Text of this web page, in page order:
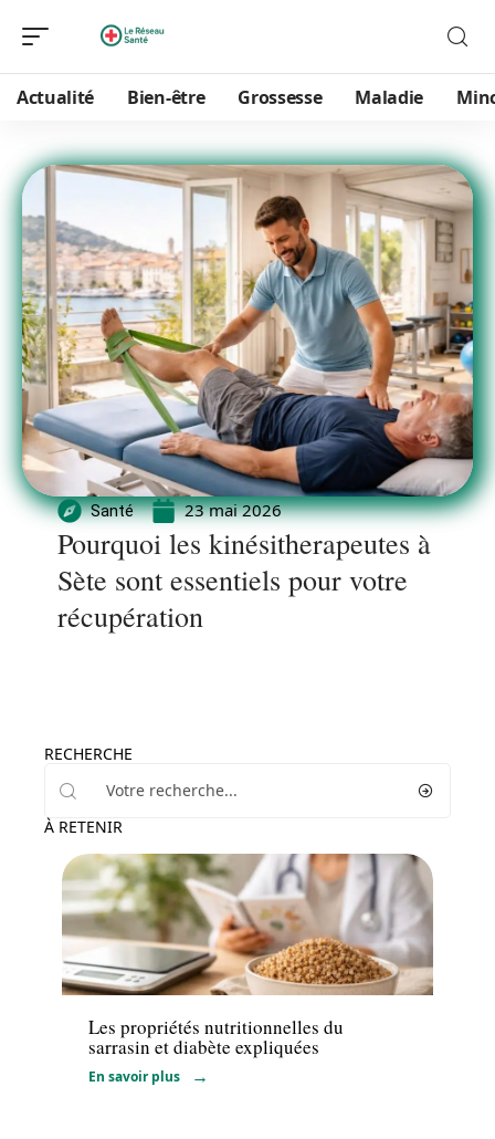
Actualité Bien-être Grossesse Maladie
Santé 23 mai 2026
Pourquoi les kinésitherapeutes à
Sète sont essentiels pour votre
récupération
RECHERCHE
À RETENIR
Minceur
Les propriétés nutritionnelles du
sarrasin et diabète expliquées
En savoir plus